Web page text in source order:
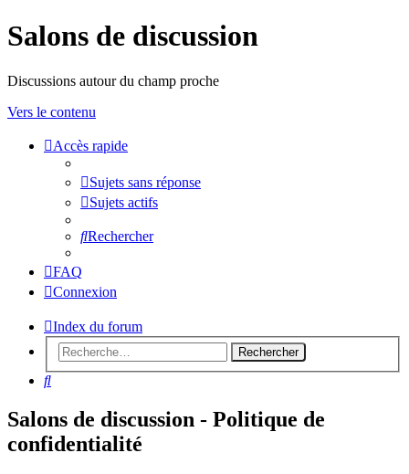
Salons de discussion
Discussions autour du champ proche
Vers le contenu
Accès rapide
Sujets sans réponse
Sujets actifs
Rechercher
FAQ
Connexion
Index du forum
Rechercher
Rechercher
Salons de discussion - Politique de
confidentialité